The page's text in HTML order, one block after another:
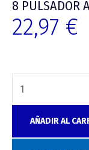
8 PULSADOR
22,97 €
AÑADIR AL